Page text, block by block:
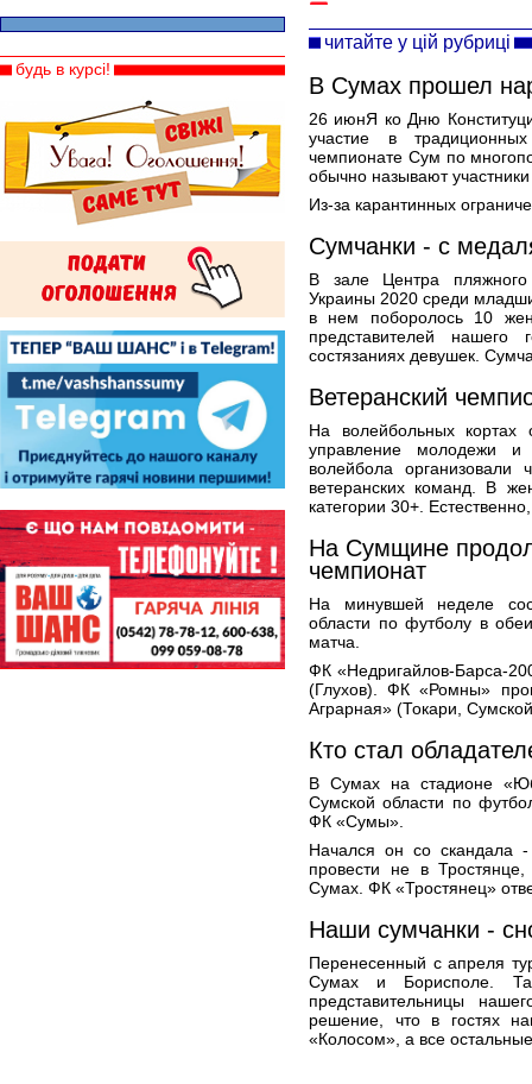
читайте у цій рубриці
В Сумах прошел
26 июнЯ ко Дню
участие в
чемпионате Сум по
обычно называют
Из-за карантинных
Сумчанки - с
В зале Центра
Украины 2020 среди
в нем поборолось 10
представителей
состязаниях девушек.
Ветеранский
На волейбольных
управление молодежи
волейбола организовали
ветеранских команд. В
категории 30+.
На Сумщине
чемпионат
На минувшей неделе
области по футболу в
матча.
ФК «Недригайлов-Барса-
(Глухов). ФК «Ромны»
Аграрная» (Токари,
Кто стал
В Сумах на стадионе
Сумской области по
ФК «Сумы».
Начался он со скандала
провести не в
Сумах. ФК «Тростянец»
Наши сумчанки -
Перенесенный с апреля
Сумах и Борисполе.
представительницы
решение, что в гостях
«Колосом», а все
будь в курсі!